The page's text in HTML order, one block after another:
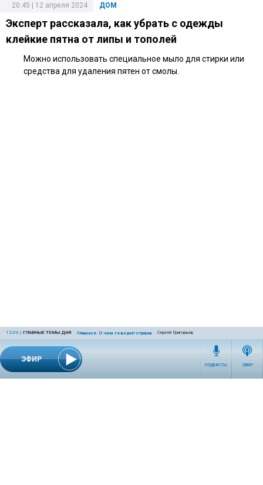
ЭФИР
12:03 | ГЛАВНЫЕ ТЕМЫ ДНЯ Главное. О чем говорит страна Сергей Григорьев
ПОДКАСТЫ ЭФИР
ДОМ
20:45 | 12 апреля 2024
Эксперт рассказала, как убрать с одежды
клейкие пятна от липы и тополей
Можно использовать специальное мыло для стирки или
средства для удаления пятен от смолы.